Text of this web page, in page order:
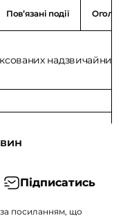
Повʼязані події
надзвичайних
Підписатись
посиланням, що